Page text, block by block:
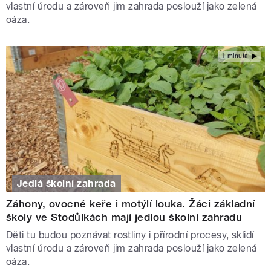
vlastní úrodu a zároveň jim zahrada poslouží jako zelená
oáza.
1 minuta
Jedlá školní zahrada
Záhony, ovocné keře i motýlí louka. Žáci základní
školy ve Stodůlkách mají jedlou školní zahradu
Děti tu budou poznávat rostliny i přírodní procesy, sklidí
vlastní úrodu a zároveň jim zahrada poslouží jako zelená
oáza.